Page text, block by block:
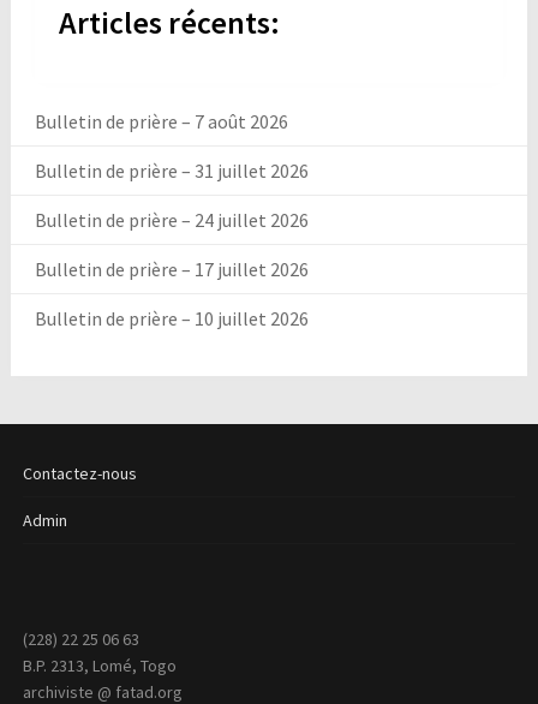
Articles récents:
Bulletin de prière – 7 août 2026
Bulletin de prière – 31 juillet 2026
Bulletin de prière – 24 juillet 2026
Bulletin de prière – 17 juillet 2026
Bulletin de prière – 10 juillet 2026
Contactez-nous
Admin
(228) 22 25 06 63
B.P. 2313, Lomé, Togo
archiviste @ fatad.org